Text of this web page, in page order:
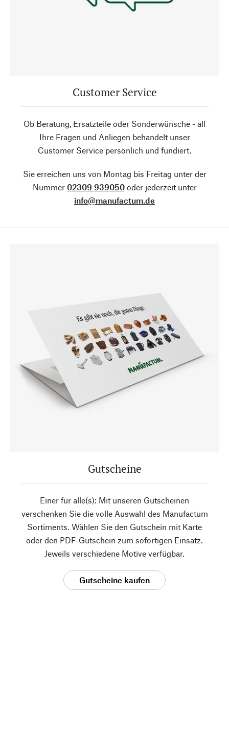
Customer Service
Ob Beratung, Ersatzteile oder Sonderwünsche - all
Ihre Fragen und Anliegen behandelt unser
Customer Service persönlich und fundiert.
Sie erreichen uns von Montag bis Freitag unter der
Nummer 02309 939050oder jederzeit unter
info@manufactum.de
Gutscheine
Einer für alle(s): Mit unseren Gutscheinen
verschenken Sie die volle Auswahl des Manufactum
Sortiments. Wählen Sie den Gutschein mit Karte
oder den PDF-Gutschein zum sofortigen Einsatz.
Jeweils verschiedene Motive verfügbar.
Gutscheine kaufen